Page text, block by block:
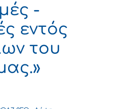
-
εντός
του